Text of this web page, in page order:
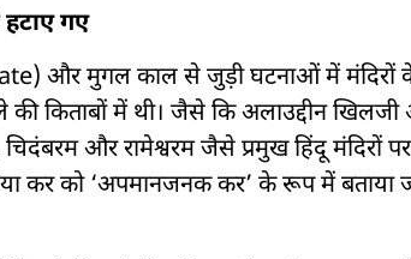
गए
और मुगल काल से जुड़ी घटनाओं में मंदिरों के
की किताबों में थी। जैसे कि अलाउद्दीन
और रामेश्वरम जैसे प्रमुख हिंदू मंदिरों पर
कर को ‘अपमानजनक कर’ के रूप में बताया